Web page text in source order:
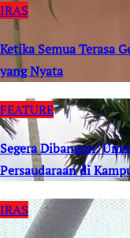
IRAS
Ketika Semua Terasa
yang Nyata
FEATURE
Segera Dibangun:
Persaudaraan di
IRAS